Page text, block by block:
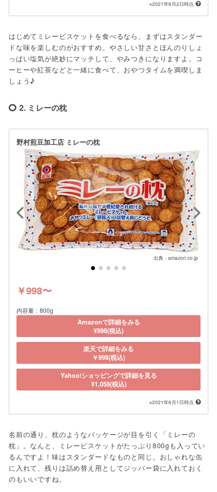
※2021年6月2日時点
はじめてミレービスケットを食べるなら、まずはスタンダー
ドな味を楽しむのがおすすめ。やさしい甘さとほんのりしょ
っぱい塩気が絶妙にマッチして、やみつきになりますよ。コ
ーヒーや紅茶などと一緒に食べて、おやつタイムを満喫しま
しょう♪
2. ミレーの枕
野村煎豆加工店 ミレーの枕
出典：amazon.co.jp
￥998〜
内容量：800g
Amazonで詳細をみる
¥998(税込)
楽天で詳細をみる
￥998(税込)
Yahoo!ショッピングで詳細を見る
¥1,058(税込)
※2021年6月1日時点
名前の通り、枕のようなパッケージが目を引く「ミレーの
枕」。なんと、ミレービスケットがたっぷり800gも入ってい
るんですよ！味はスタンダードなものと同じ。おしゃれな缶
に入れて、残りは詰め替え用としてジッパー袋に入れておく
のもいいですね。